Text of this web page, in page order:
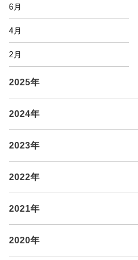
6月
4月
2月
2025年
2024年
2023年
2022年
2021年
2020年